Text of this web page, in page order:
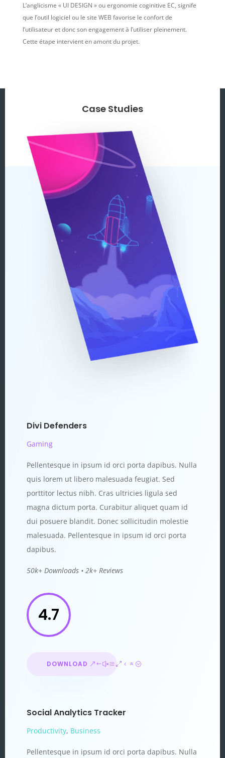
L’anglicisme « UI DESIGN » ou ergonomie coginitive EC, signife
que l’outil logiciel ou le site WEB favorise le confort de
l’utilisateur et donc son engagement à l’utiliser pleinement.
Cette étape intervient en amont du projet.
Case Studies
Divi Defenders
Gaming
Pellentesque in ipsum id orci porta dapibus. Nulla
quis lorem ut libero malesuada feugiat. Sed
porttitor lectus nibh. Cras ultricies ligula sed
magna dictum porta. Curabitur aliquet quam id
dui posuere blandit. Donec sollicitudin molestie
malesuada. Pellentesque in ipsum id orci porta
dapibus.
50k+ Downloads • 2k+ Reviews
4.7
DOWNLOAD
Social Analytics Tracker
Productivity, Business
Pellentesque in ipsum id orci porta dapibus. Nulla